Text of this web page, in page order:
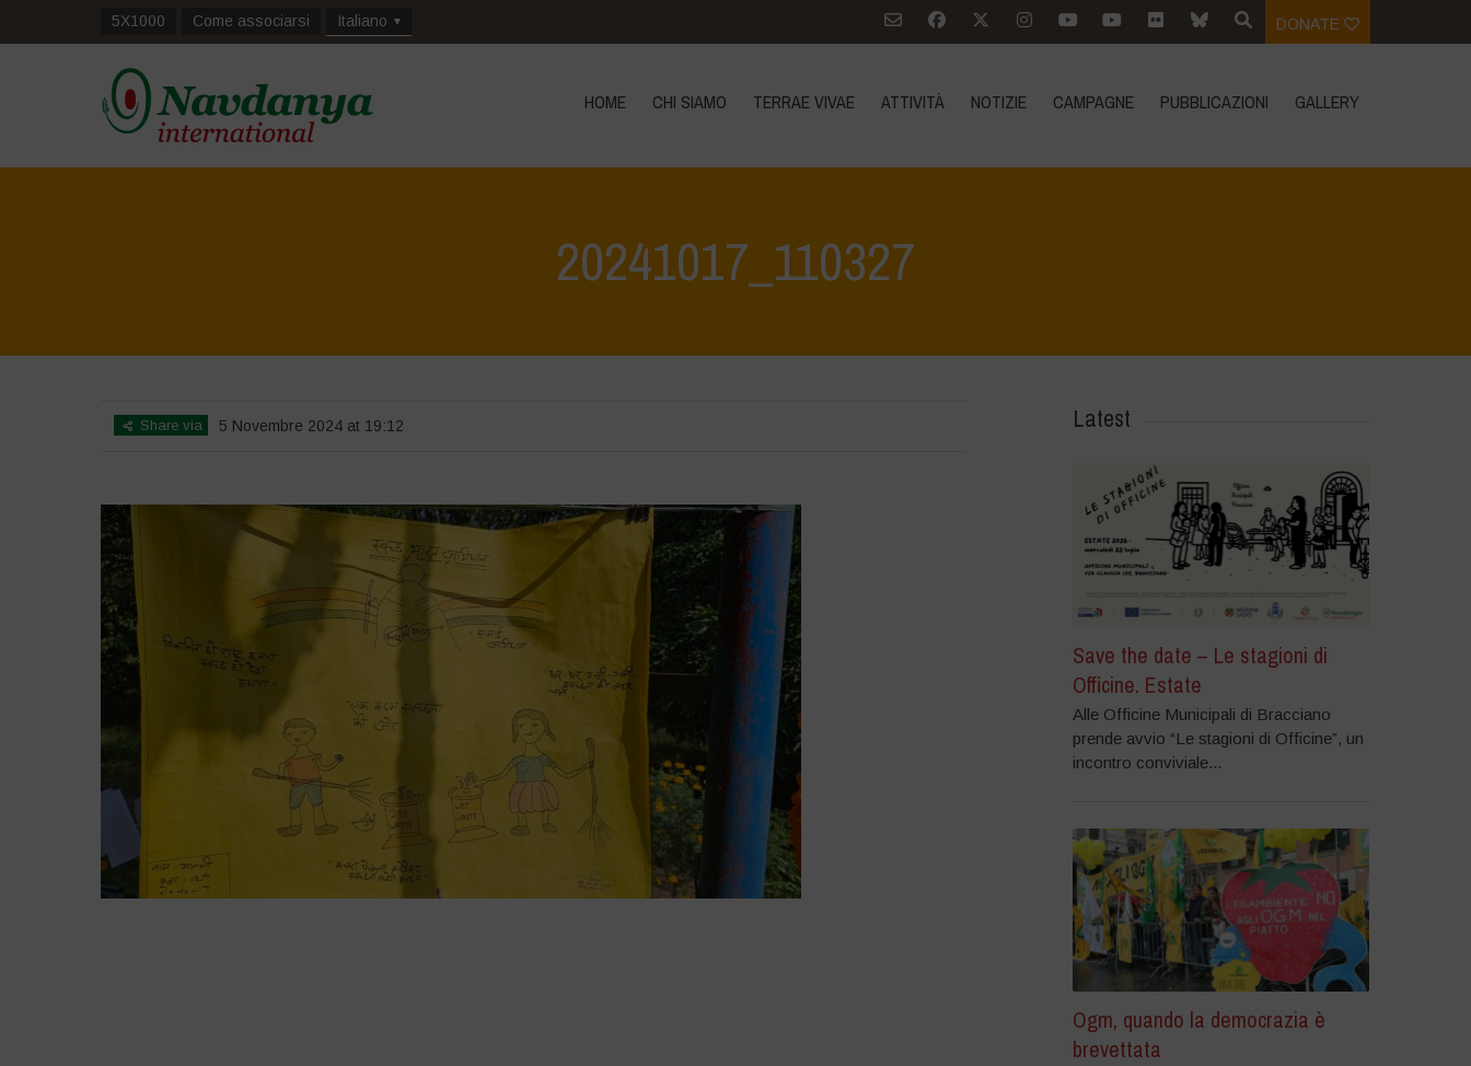
5X1000 Come associarsi Italiano DONATE
HOME CHI SIAMO TERRAE VIVAE ATTIVITÀ NOTIZIE CAMPAGNE PUBBLICAZIONI GALLERY
20241017_110327
Share via 5 Novembre 2024 at 19:12 Latest
Save the date – Le stagioni di
Officine. Estate
Alle Officine Municipali di Bracciano
prende avvio “Le stagioni di Officine”, un
incontro conviviale...
Ogm, quando la democrazia è
brevettata